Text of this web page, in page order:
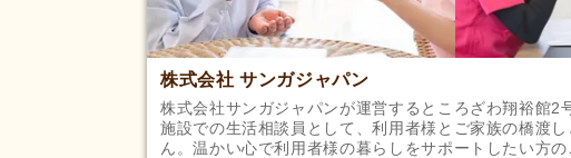
株式会社 サンガジャパン
株式会社サンガジャパンが運営するところざわ翔裕館
施設での生活相談員として、利用者様とご家族の橋渡
ん。温かい心で利用者様の暮らしをサポートしたい方